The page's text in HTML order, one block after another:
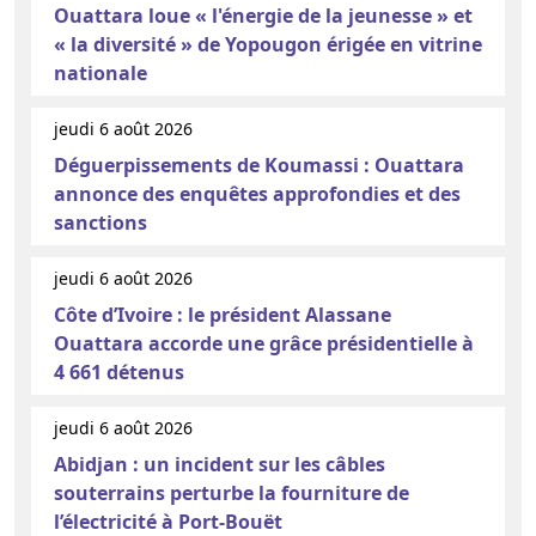
Ouattara loue « l'énergie de la jeunesse » et
« la diversité » de Yopougon érigée en vitrine
nationale
jeudi 6 août 2026
Déguerpissements de Koumassi : Ouattara
annonce des enquêtes approfondies et des
sanctions
jeudi 6 août 2026
Côte d’Ivoire : le président Alassane
Ouattara accorde une grâce présidentielle à
4 661 détenus
jeudi 6 août 2026
Abidjan : un incident sur les câbles
souterrains perturbe la fourniture de
l’électricité à Port-Bouët